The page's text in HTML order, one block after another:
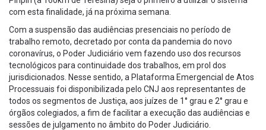
com esta finalidade, já na próxima semana.
Com a suspensão das audiências presenciais no período de
trabalho remoto, decretado por conta da pandemia do novo
coronavírus, o Poder Judiciário vem fazendo uso dos recursos
tecnológicos para continuidade dos trabalhos, em prol dos
jurisdicionados. Nesse sentido, a Plataforma Emergencial de Atos
Processuais foi disponibilizada pelo CNJ aos representantes de
todos os segmentos de Justiça, aos juízes de 1° grau e 2° grau e
órgãos colegiados, a fim de facilitar a execução das audiências e
sessões de julgamento no âmbito do Poder Judiciário.